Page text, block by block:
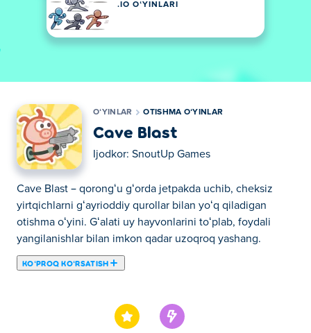
.IO OʻYINLARI
OʻYINLAR OTISHMA OʻYINLAR
Cave Blast
Ijodkor: SnoutUp Games
Cave Blast – qorongʻu gʻorda jetpakda uchib, cheksiz
yirtqichlarni gʻayrioddiy qurollar bilan yoʻq qiladigan
otishma oʻyini. Gʻalati uy hayvonlarini toʻplab, foydali
yangilanishlar bilan imkon qadar uzoqroq yashang.
KOʻPROQ KOʻRSATISH